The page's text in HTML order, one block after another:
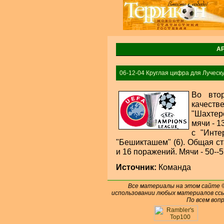
06-12-04 Круглая цифра для Луческу
Во
мячи -
с
"Бешикташем" (6). Общая
и 16 поражений. Мячи - 50--
Источник: Команда
Все материалы на этом сайте
использовании любых материалов
По всем